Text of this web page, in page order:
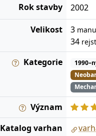
Rok stavby 2002
Velikost 3
34
Kategorie
Význam
Katalog varhan